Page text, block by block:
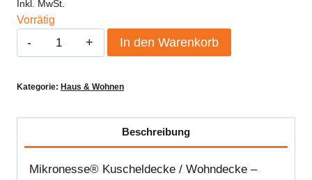
Inkl. MwSt.
Vorrätig
Mikronesse®
Kuscheldecke
Wohndecke
Menge
In den Warenkorb
Kategorie: Haus & Wohnen
Beschreibung
Mikronesse® Kuscheldecke / Wohndecke –